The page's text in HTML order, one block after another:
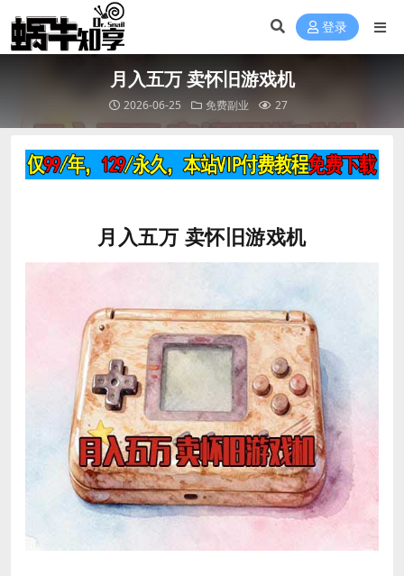
登录
月入五万 卖怀旧游戏机
2026-06-25 免费副业 27
月入五万 卖怀旧游戏机